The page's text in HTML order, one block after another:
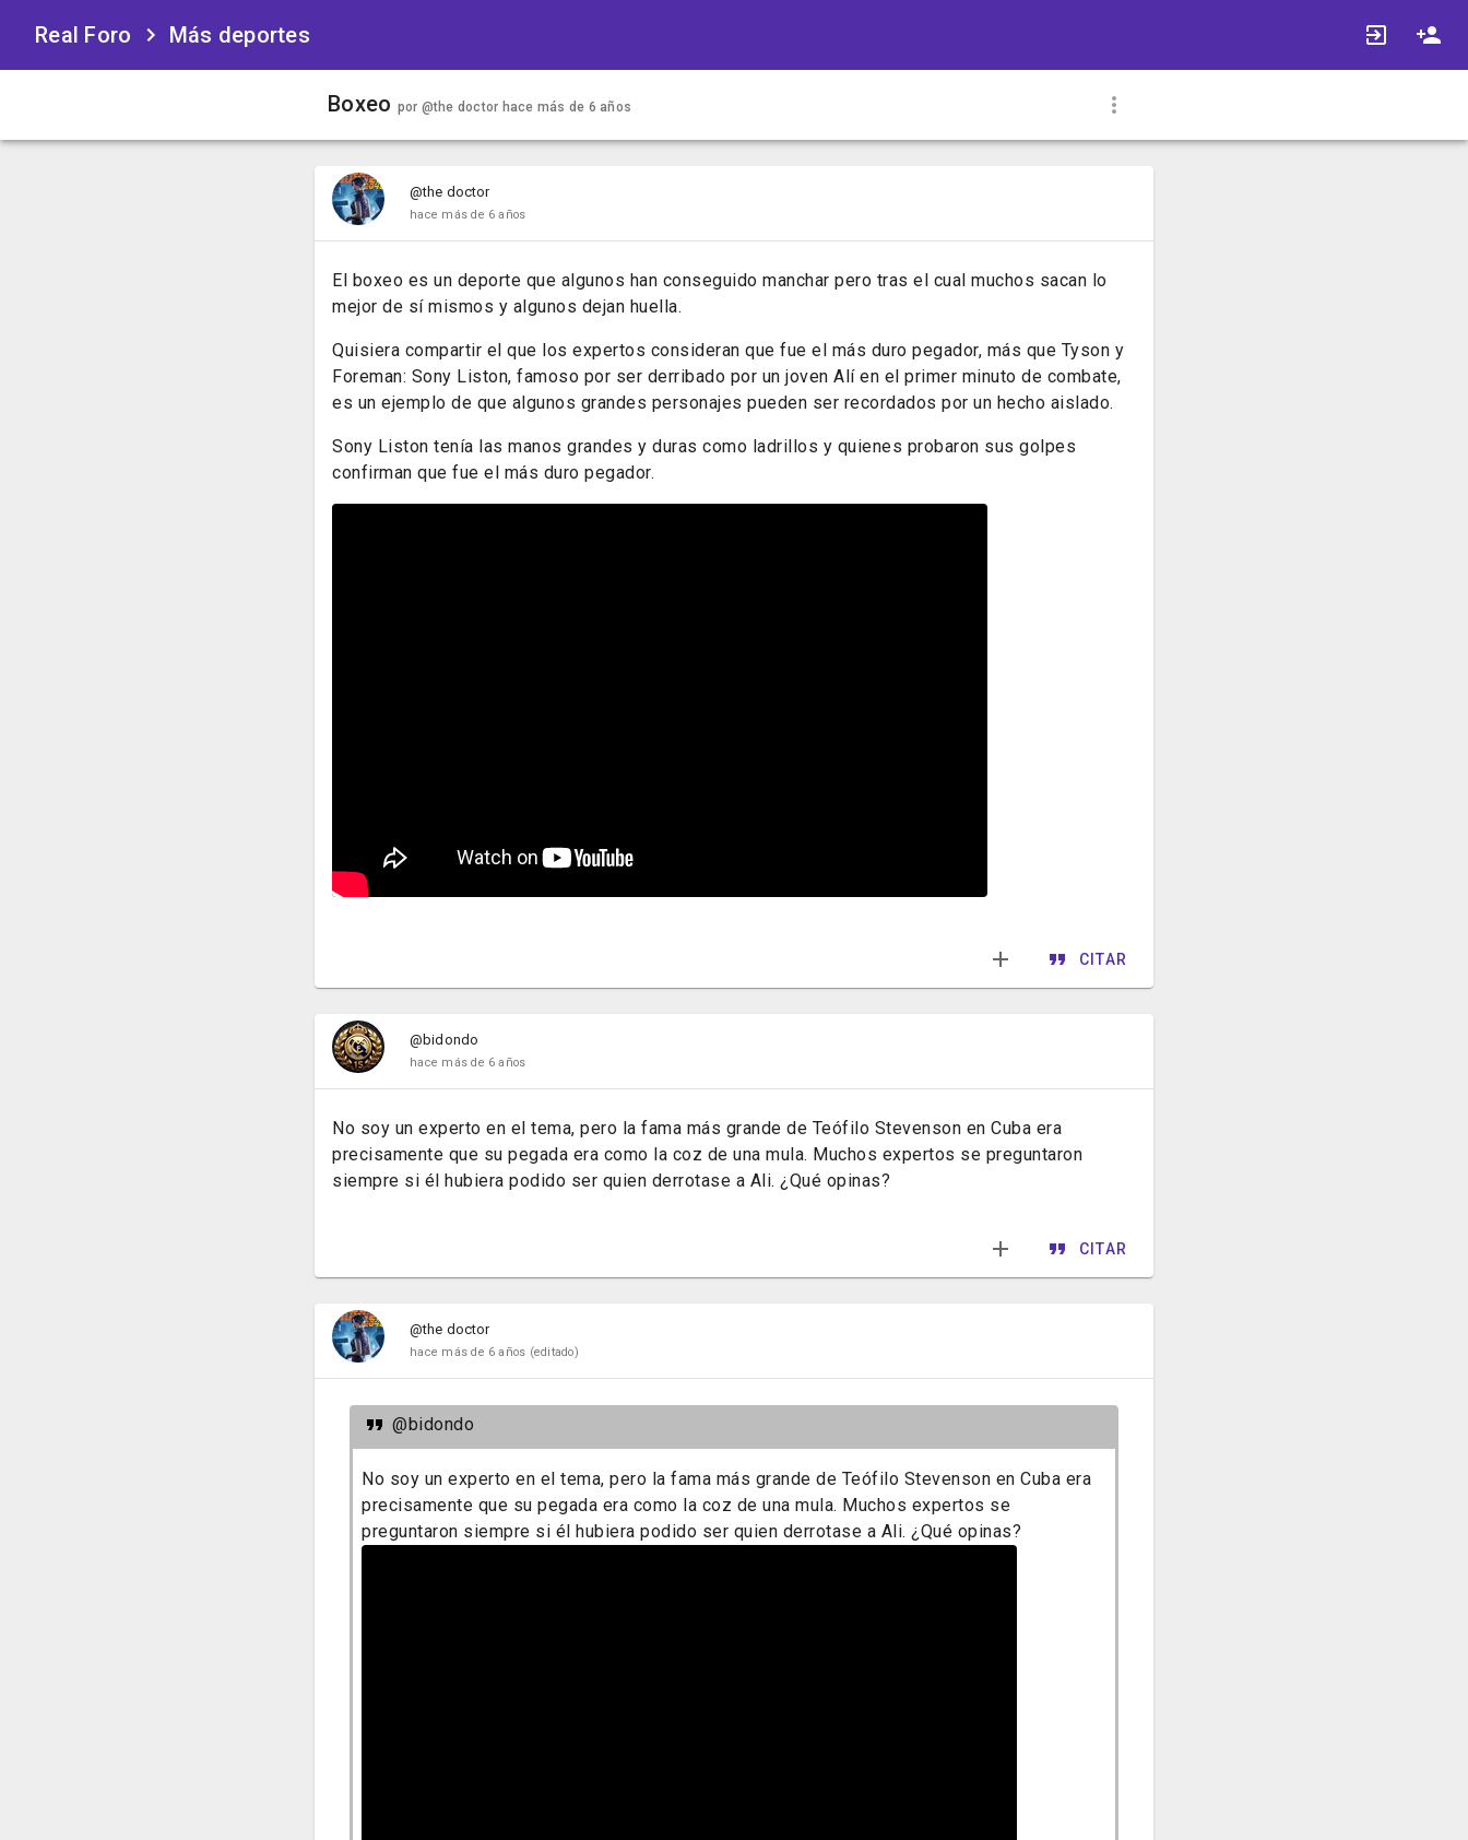
Real Foro Más deportes
Boxeo por @the doctor hace más de 6 años
@the doctor
hace más de 6 años
El boxeo es un deporte que algunos han conseguido manchar pero tras el cual muchos sacan lo
mejor de sí mismos y algunos dejan huella.
Quisiera compartir el que los expertos consideran que fue el más duro pegador, más que Tyson y
Foreman: Sony Liston, famoso por ser derribado por un joven Alí en el primer minuto de combate,
es un ejemplo de que algunos grandes personajes pueden ser recordados por un hecho aislado.
Sony Liston tenía las manos grandes y duras como ladrillos y quienes probaron sus golpes
confirman que fue el más duro pegador.
CITAR
@bidondo
hace más de 6 años
No soy un experto en el tema, pero la fama más grande de Teófilo Stevenson en Cuba era
precisamente que su pegada era como la coz de una mula. Muchos expertos se preguntaron
siempre si él hubiera podido ser quien derrotase a Ali. ¿Qué opinas?
CITAR
@the doctor
hace más de 6 años (editado)
@bidondo
No soy un experto en el tema, pero la fama más grande de Teófilo Stevenson en Cuba era
precisamente que su pegada era como la coz de una mula. Muchos expertos se
preguntaron siempre si él hubiera podido ser quien derrotase a Ali. ¿Qué opinas?